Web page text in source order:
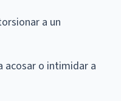
a un
acosar o intimidar a